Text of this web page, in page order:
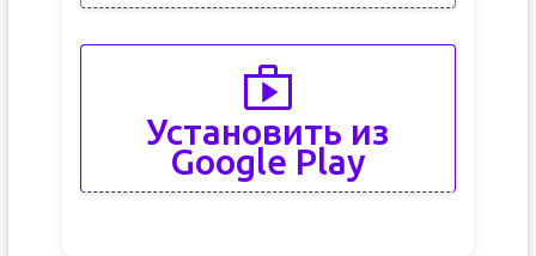
Установить из
Google Play